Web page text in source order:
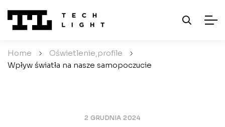
Home / Oświetlenie,profile
/
Wpływ światła na nasze samopoczucie
2 GRUDNIA 2024